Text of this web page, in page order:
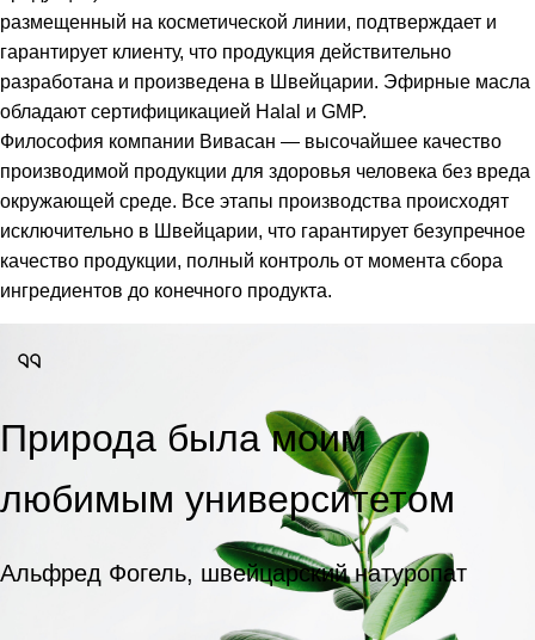
размещенный на косметической линии, подтверждает и
гарантирует клиенту, что продукция действительно
разработана и произведена в Швейцарии. Эфирные масла
обладают сертифицикацией Halal и GMP.
Философия компании Вивасан — высочайшее качество
производимой продукции для здоровья человека без вреда
окружающей среде. Все этапы производства происходят
исключительно в Швейцарии, что гарантирует безупречное
качество продукции, полный контроль от момента сбора
ингредиентов до конечного продукта.
Природа была моим
любимым университетом
Альфред Фогель, швейцарский натуропат